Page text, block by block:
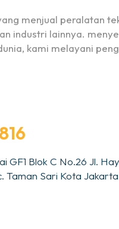
menjual peralatan
industri lainnya.
kami melayani
GF1 Blok C No.26 Jl.
Taman Sari Kota Jakarta